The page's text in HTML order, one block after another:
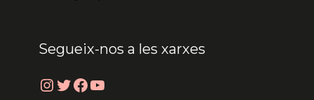
Segueix-nos a les xarxes
Instagram
Twitter
Facebook
YouTube